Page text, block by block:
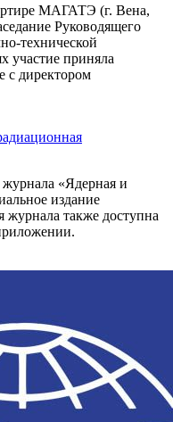
МАГАТЭ (г. Вена,
Руководящего
технической
приняла
с директором
«Ядерная и
издание
журнала также доступна